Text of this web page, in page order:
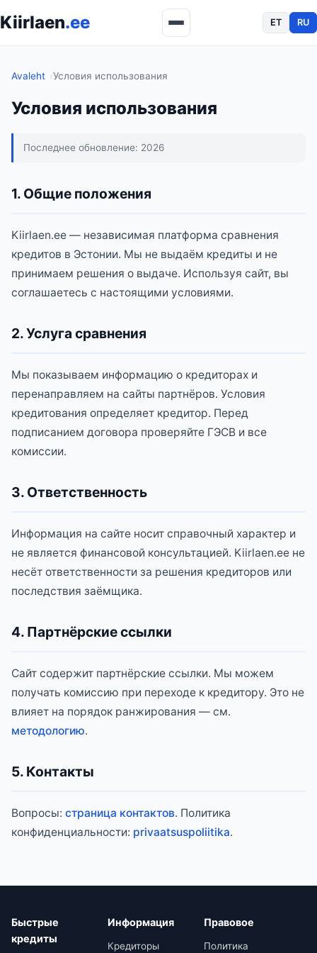
Kiirlaen.ee ET RU
Avaleht Условия использования
Условия использования
Последнее обновление: 2026
1. Общие положения
Kiirlaen.ee — независимая платформа сравнения
кредитов в Эстонии. Мы не выдаём кредиты и не
принимаем решения о выдаче. Используя сайт, вы
соглашаетесь с настоящими условиями.
2. Услуга сравнения
Мы показываем информацию о кредиторах и
перенаправляем на сайты партнёров. Условия
кредитования определяет кредитор. Перед
подписанием договора проверяйте ГЭСВ и все
комиссии.
3. Ответственность
Информация на сайте носит справочный характер и
не является финансовой консультацией. Kiirlaen.ee не
несёт ответственности за решения кредиторов или
последствия заёмщика.
4. Партнёрские ссылки
Сайт содержит партнёрские ссылки. Мы можем
получать комиссию при переходе к кредитору. Это не
влияет на порядок ранжирования — см.
методологию.
5. Контакты
Вопросы: страница контактов. Политика
конфиденциальности: privaatsuspoliitika.
Быстрые
кредиты
Информация
Кредиторы
Правовое
Политика